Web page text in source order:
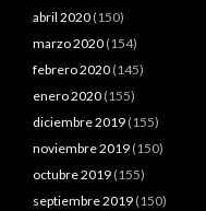
abril 2020 (150)
marzo 2020 (154)
febrero 2020 (145)
enero 2020 (155)
diciembre 2019 (155)
noviembre 2019 (150)
octubre 2019 (155)
septiembre 2019 (150)